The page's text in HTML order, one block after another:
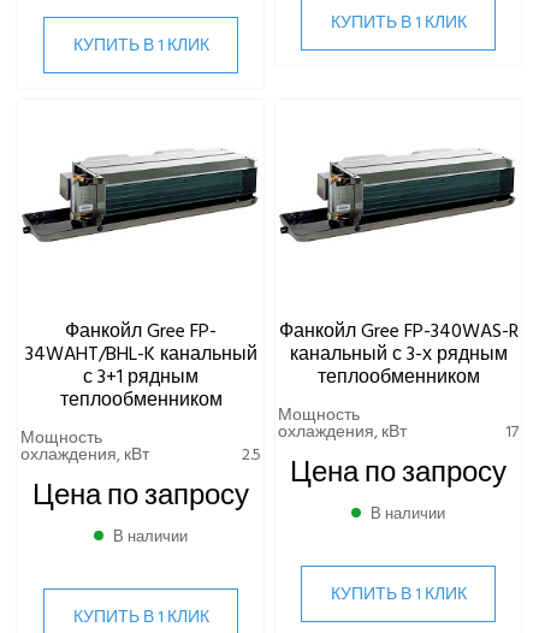
КУПИТЬ В 1 КЛИК
КУПИТЬ В 1 КЛИК
Фанкойл Gree FP-
34WAHT/BHL-K канальный
с 3+1 рядным
теплообменником
Мощность
охлаждения, кВт 2.5
Цена по запросу
В наличии
КУПИТЬ В 1 КЛИК
Фанкойл Gree FP-340WAS-R
канальный с 3-х рядным
теплообменником
Мощность
охлаждения, кВт 17
Цена по запросу
В наличии
КУПИТЬ В 1 КЛИК